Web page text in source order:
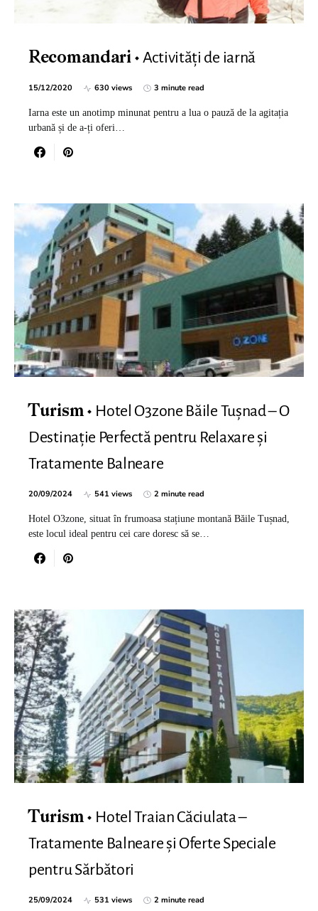
Recomandari Activități de iarnă
15/12/2020 630 views 3 minute read
Iarna este un anotimp minunat pentru a lua o pauză de la agitația
urbană și de a-ți oferi…
Turism
Hotel O3zone Băile Tușnad – O
Destinație Perfectă pentru Relaxare și
Tratamente Balneare
20/09/2024 541 views 2 minute read
Hotel O3zone, situat în frumoasa stațiune montană Băile Tușnad,
este locul ideal pentru cei care doresc să se…
Turism
Hotel Traian Căciulata –
Tratamente Balneare și Oferte Speciale
pentru Sărbători
25/09/2024 531 views 2 minute read